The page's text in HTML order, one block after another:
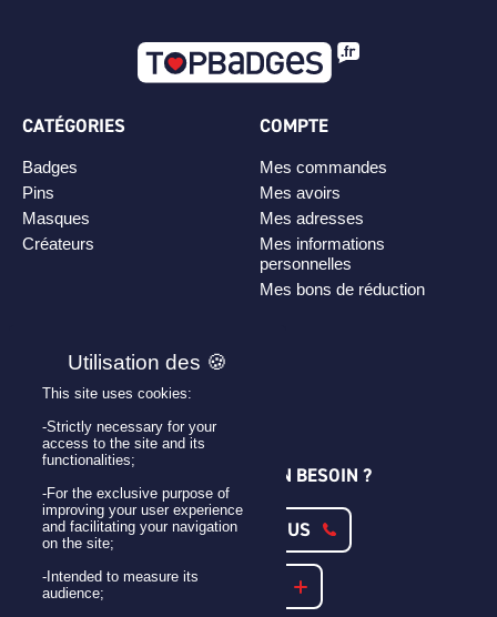
CATÉGORIES
Badges
Pins
Masques
Créateurs
COMPTE
Mes commandes
Mes avoirs
Mes adresses
Mes informations
personnelles
Mes bons de réduction
PLAN DE SITE
Personnaliser son badge
UNE QUESTION ? UN BESOIN ?
CONTACTEZ-NOUS
NOTRE FAQ
This site uses cookies:
-Strictly necessary for your
access to the site and its
functionalities;
-For the exclusive purpose of
improving your user experience
and facilitating your navigation
on the site;
-Intended to measure its
audience;